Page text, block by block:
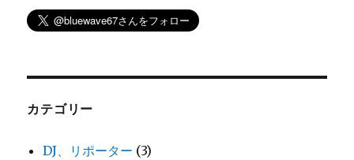
カテゴリー
DJ、リポーター (3)